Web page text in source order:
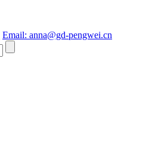
Email: anna@gd-pengwei.cn